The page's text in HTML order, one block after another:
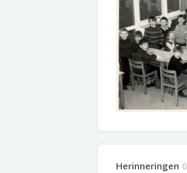
Herinneringen 0